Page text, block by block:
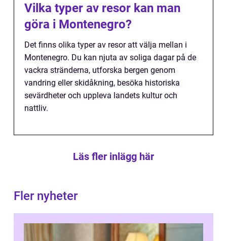
Vilka typer av resor kan man
göra i Montenegro?
Det finns olika typer av resor att välja mellan i
Montenegro. Du kan njuta av soliga dagar på de
vackra stränderna, utforska bergen genom
vandring eller skidåkning, besöka historiska
sevärdheter och uppleva landets kultur och
nattliv.
Läs fler inlägg här
Fler nyheter